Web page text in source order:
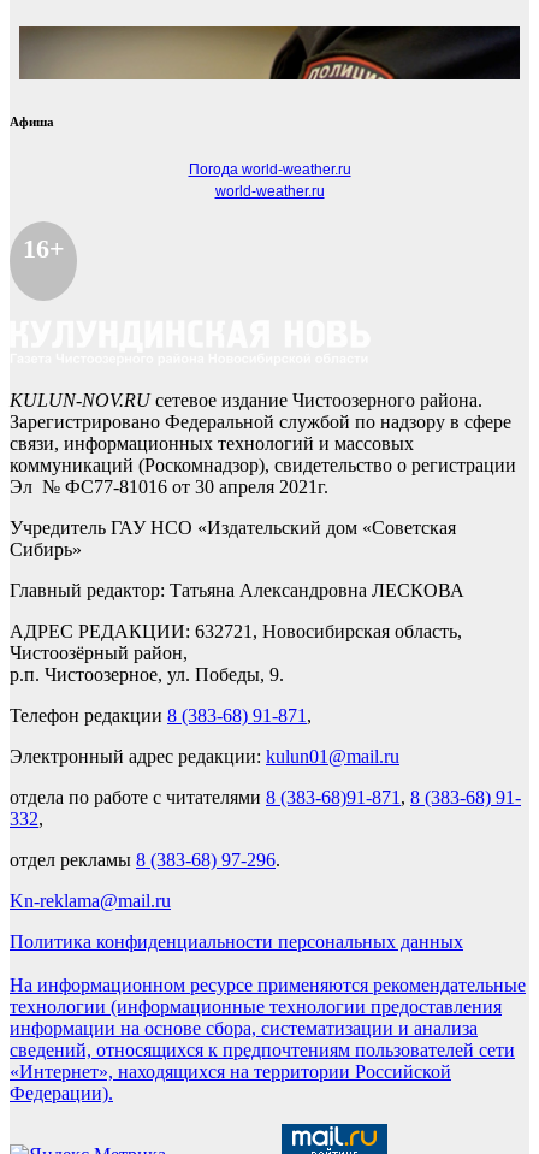
Афиша
Погода world-weather.ru
world-weather.ru
16+
KULUN-NOV.RUсетевое издание Чистоозерного района.
Зарегистрировано Федеральной службой по надзору в сфере
связи, информационных технологий и массовых
коммуникаций (Роскомнадзор), свидетельство о регистрации
Эл № ФС77-81016 от 30 апреля 2021г.
Учредитель ГАУ НСО «Издательский дом «Советская
Сибирь»
Главный редактор: Татьяна Александровна ЛЕСКОВА
АДРЕС РЕДАКЦИИ: 632721, Новосибирская область,
Чистоозёрный район,
р.п. Чистоозерное, ул. Победы, 9.
Телефон редакции 8 (383-68) 91-871 ,
Электронный адрес редакции: kulun01@mail.ru
отдела по работе с читателями 8 (383-68)91-871 , 8 (383-68) 91-
332,
отдел рекламы 8 (383-68) 97-296.
Kn-reklama@mail.ru
Политика конфиденциальности персональных данных
На информационном ресурсе применяются рекомендательные
технологии (информационные технологии предоставления
информации на основе сбора, систематизации и анализа
сведений, относящихся к предпочтениям пользователей сети
«Интернет», находящихся на территории Российской
Федерации).